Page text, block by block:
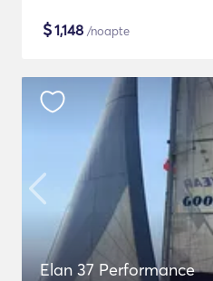
$1,148 /noapte
Elan 37 Performance